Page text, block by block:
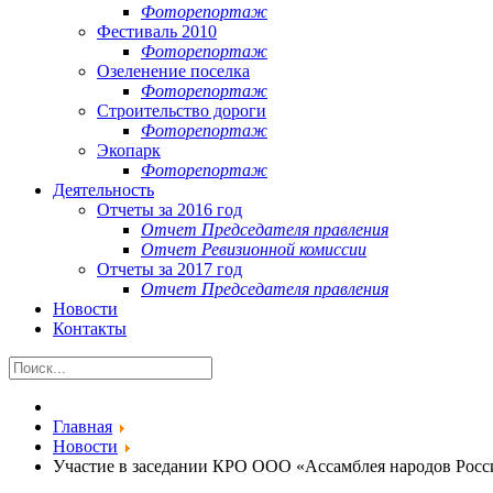
Фоторепортаж
Фестиваль 2010
Фоторепортаж
Озеленение поселка
Фоторепортаж
Строительство дороги
Фоторепортаж
Экопарк
Фоторепортаж
Деятельность
Отчеты за 2016 год
Отчет Председателя правления
Отчет Ревизионной комиссии
Отчеты за 2017 год
Отчет Председателя правления
Новости
Контакты
Главная
Новости
Участие в заседании КРО ООО «Ассамблея народов